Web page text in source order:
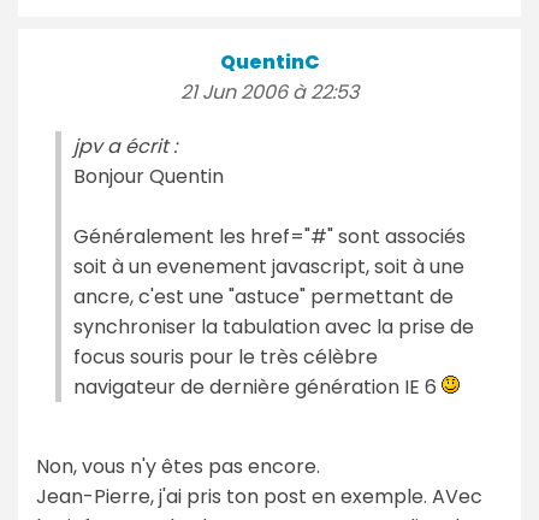
QuentinC
21 Jun 2006 à 22:53
jpv a écrit :
Bonjour Quentin
Généralement les href="#" sont associés
soit à un evenement javascript, soit à une
ancre, c'est une "astuce" permettant de
synchroniser la tabulation avec la prise de
focus souris pour le très célèbre
navigateur de dernière génération IE 6
Non, vous n'y êtes pas encore.
Jean-Pierre, j'ai pris ton post en exemple. AVec